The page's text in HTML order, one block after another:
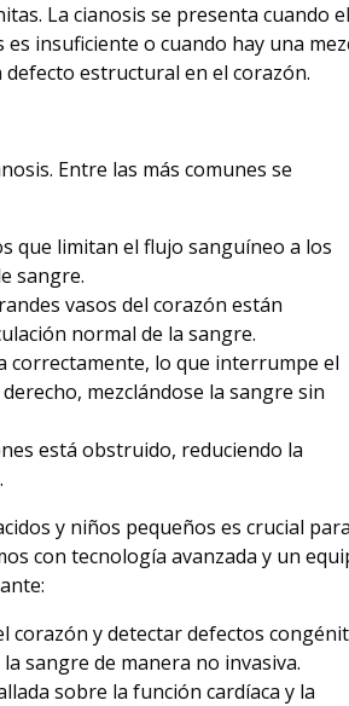
La cianosis se presenta cuando el
insuficiente o cuando hay una
estructural en el corazón.
Entre las más comunes se
que limitan el flujo sanguíneo a los
sangre.
vasos del corazón están
normal de la sangre.
correctamente, lo que interrumpe el
mezclándose la sangre sin
está obstruido, reduciendo la
y niños pequeños es crucial para
con tecnología avanzada y un
corazón y detectar defectos
sangre de manera no invasiva.
sobre la función cardíaca y la